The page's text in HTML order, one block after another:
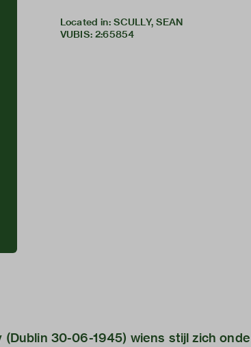
Located in: SCULLY, SEAN
VUBIS: 2:65854
30-06-1945) wiens stijl zich